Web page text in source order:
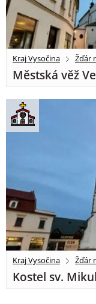
Kraj Vysočina Žďár
Městská věž
Kraj Vysočina Žďár
Kostel sv.